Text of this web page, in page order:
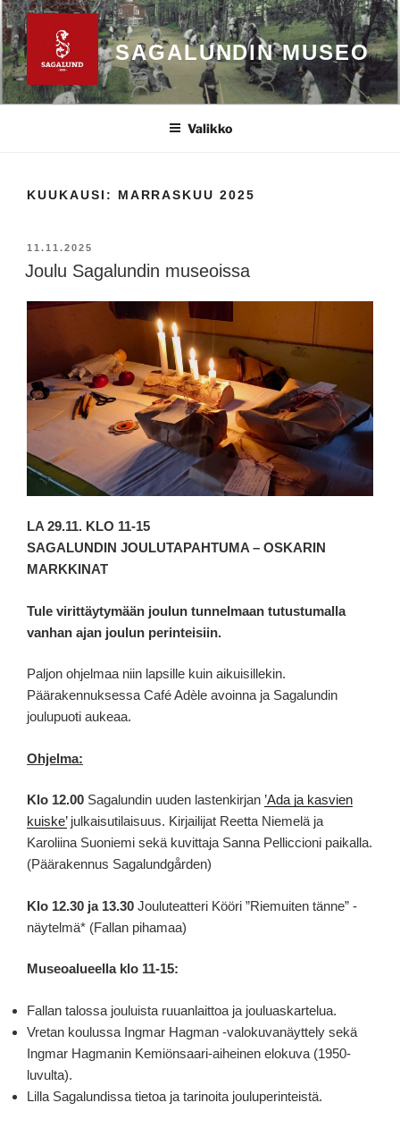
Siirry
sisältöön
SAGALUNDIN MUSEO
Valikko
KUUKAUSI: MARRASKUU 2025
JULKAISTU
11.11.2025
Joulu Sagalundin museoissa
LA 29.11. KLO 11-15
SAGALUNDIN JOULUTAPAHTUMA – OSKARIN
MARKKINAT
Tule virittäytymään joulun tunnelmaan tutustumalla
vanhan ajan joulun perinteisiin.
Paljon ohjelmaa niin lapsille kuin aikuisillekin.
Päärakennuksessa Café Adèle avoinna ja Sagalundin
joulupuoti aukeaa.
Ohjelma:
Klo 12.00 Sagalundin uuden lastenkirjan ’Ada ja kasvien
kuiske’julkaisutilaisuus. Kirjailijat Reetta Niemelä ja
Karoliina Suoniemi sekä kuvittaja Sanna Pelliccioni paikalla.
(Päärakennus Sagalundgården)
Klo 12.30 ja 13.30 Jouluteatteri Kööri ”Riemuiten tänne” -
näytelmä* (Fallan pihamaa)
Museoalueella klo 11-15:
Fallan talossa jouluista ruuanlaittoa ja jouluaskartelua.
Vretan koulussa Ingmar Hagman -valokuvanäyttely sekä
Ingmar Hagmanin Kemiönsaari-aiheinen elokuva (1950-
luvulta).
Lilla Sagalundissa tietoa ja tarinoita jouluperinteistä.